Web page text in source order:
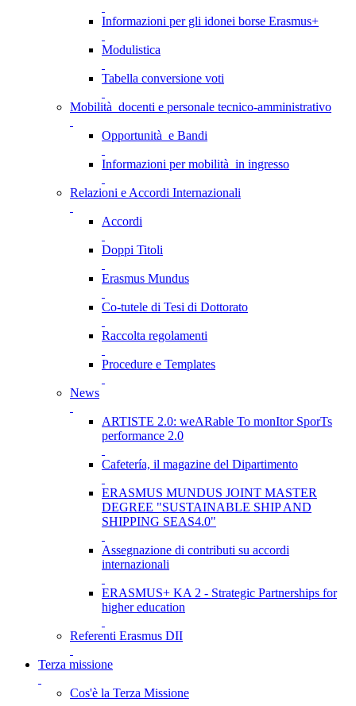
Informazioni per gli idonei borse Erasmus+
Modulistica
Tabella conversione voti
Mobilità docenti e personale tecnico-amministrativo
Opportunità e Bandi
Informazioni per mobilità in ingresso
Relazioni e Accordi Internazionali
Accordi
Doppi Titoli
Erasmus Mundus
Co-tutele di Tesi di Dottorato
Raccolta regolamenti
Procedure e Templates
News
ARTISTE 2.0: weARable To monItor SporTs
performance 2.0
Cafetería, il magazine del Dipartimento
ERASMUS MUNDUS JOINT MASTER
DEGREE "SUSTAINABLE SHIP AND
SHIPPING SEAS4.0"
Assegnazione di contributi su accordi
internazionali
ERASMUS+ KA 2 - Strategic Partnerships for
higher education
Referenti Erasmus DII
Terza missione
Cos'è la Terza Missione